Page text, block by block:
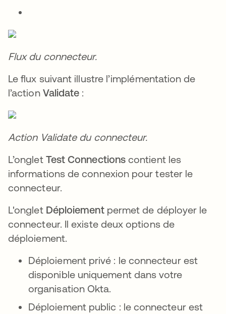
Flux du connecteur.
Le flux suivant illustre l’implémentation de
l’action Validate :
Action Validate du connecteur.
L’onglet Test Connections contient les
informations de connexion pour tester le
connecteur.
L'onglet Déploiementpermet de déployer le
connecteur. Il existe deux options de
déploiement.
Déploiement privé : le connecteur est
disponible uniquement dans votre
organisation Okta.
Déploiement public : le connecteur est